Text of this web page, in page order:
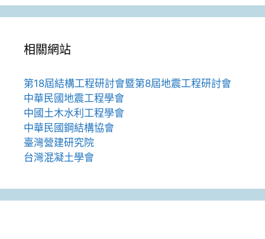
相關網站
第18屆結構工程研討會暨第8屆地震工程研討會
中華民國地震工程學會
中國土木水利工程學會
中華民國鋼結構協會
臺灣營建研究院
台灣混凝土學會